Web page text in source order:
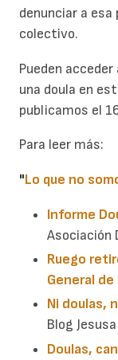
denunciar a
colectivo.
Pueden
una doula en
publicamos el
Para leer más:
"Lo que no
Informe
Asociación
Ruego
General
Ni doulas,
Blog
Doulas,